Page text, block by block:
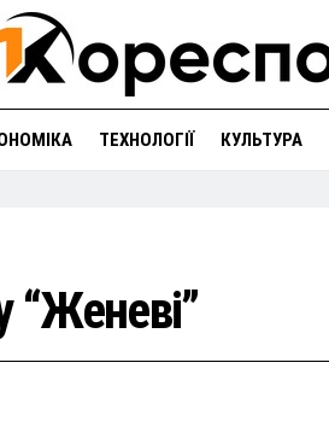
ТЕХНОЛОГІЇ КУЛЬТУРА
“Женеві”